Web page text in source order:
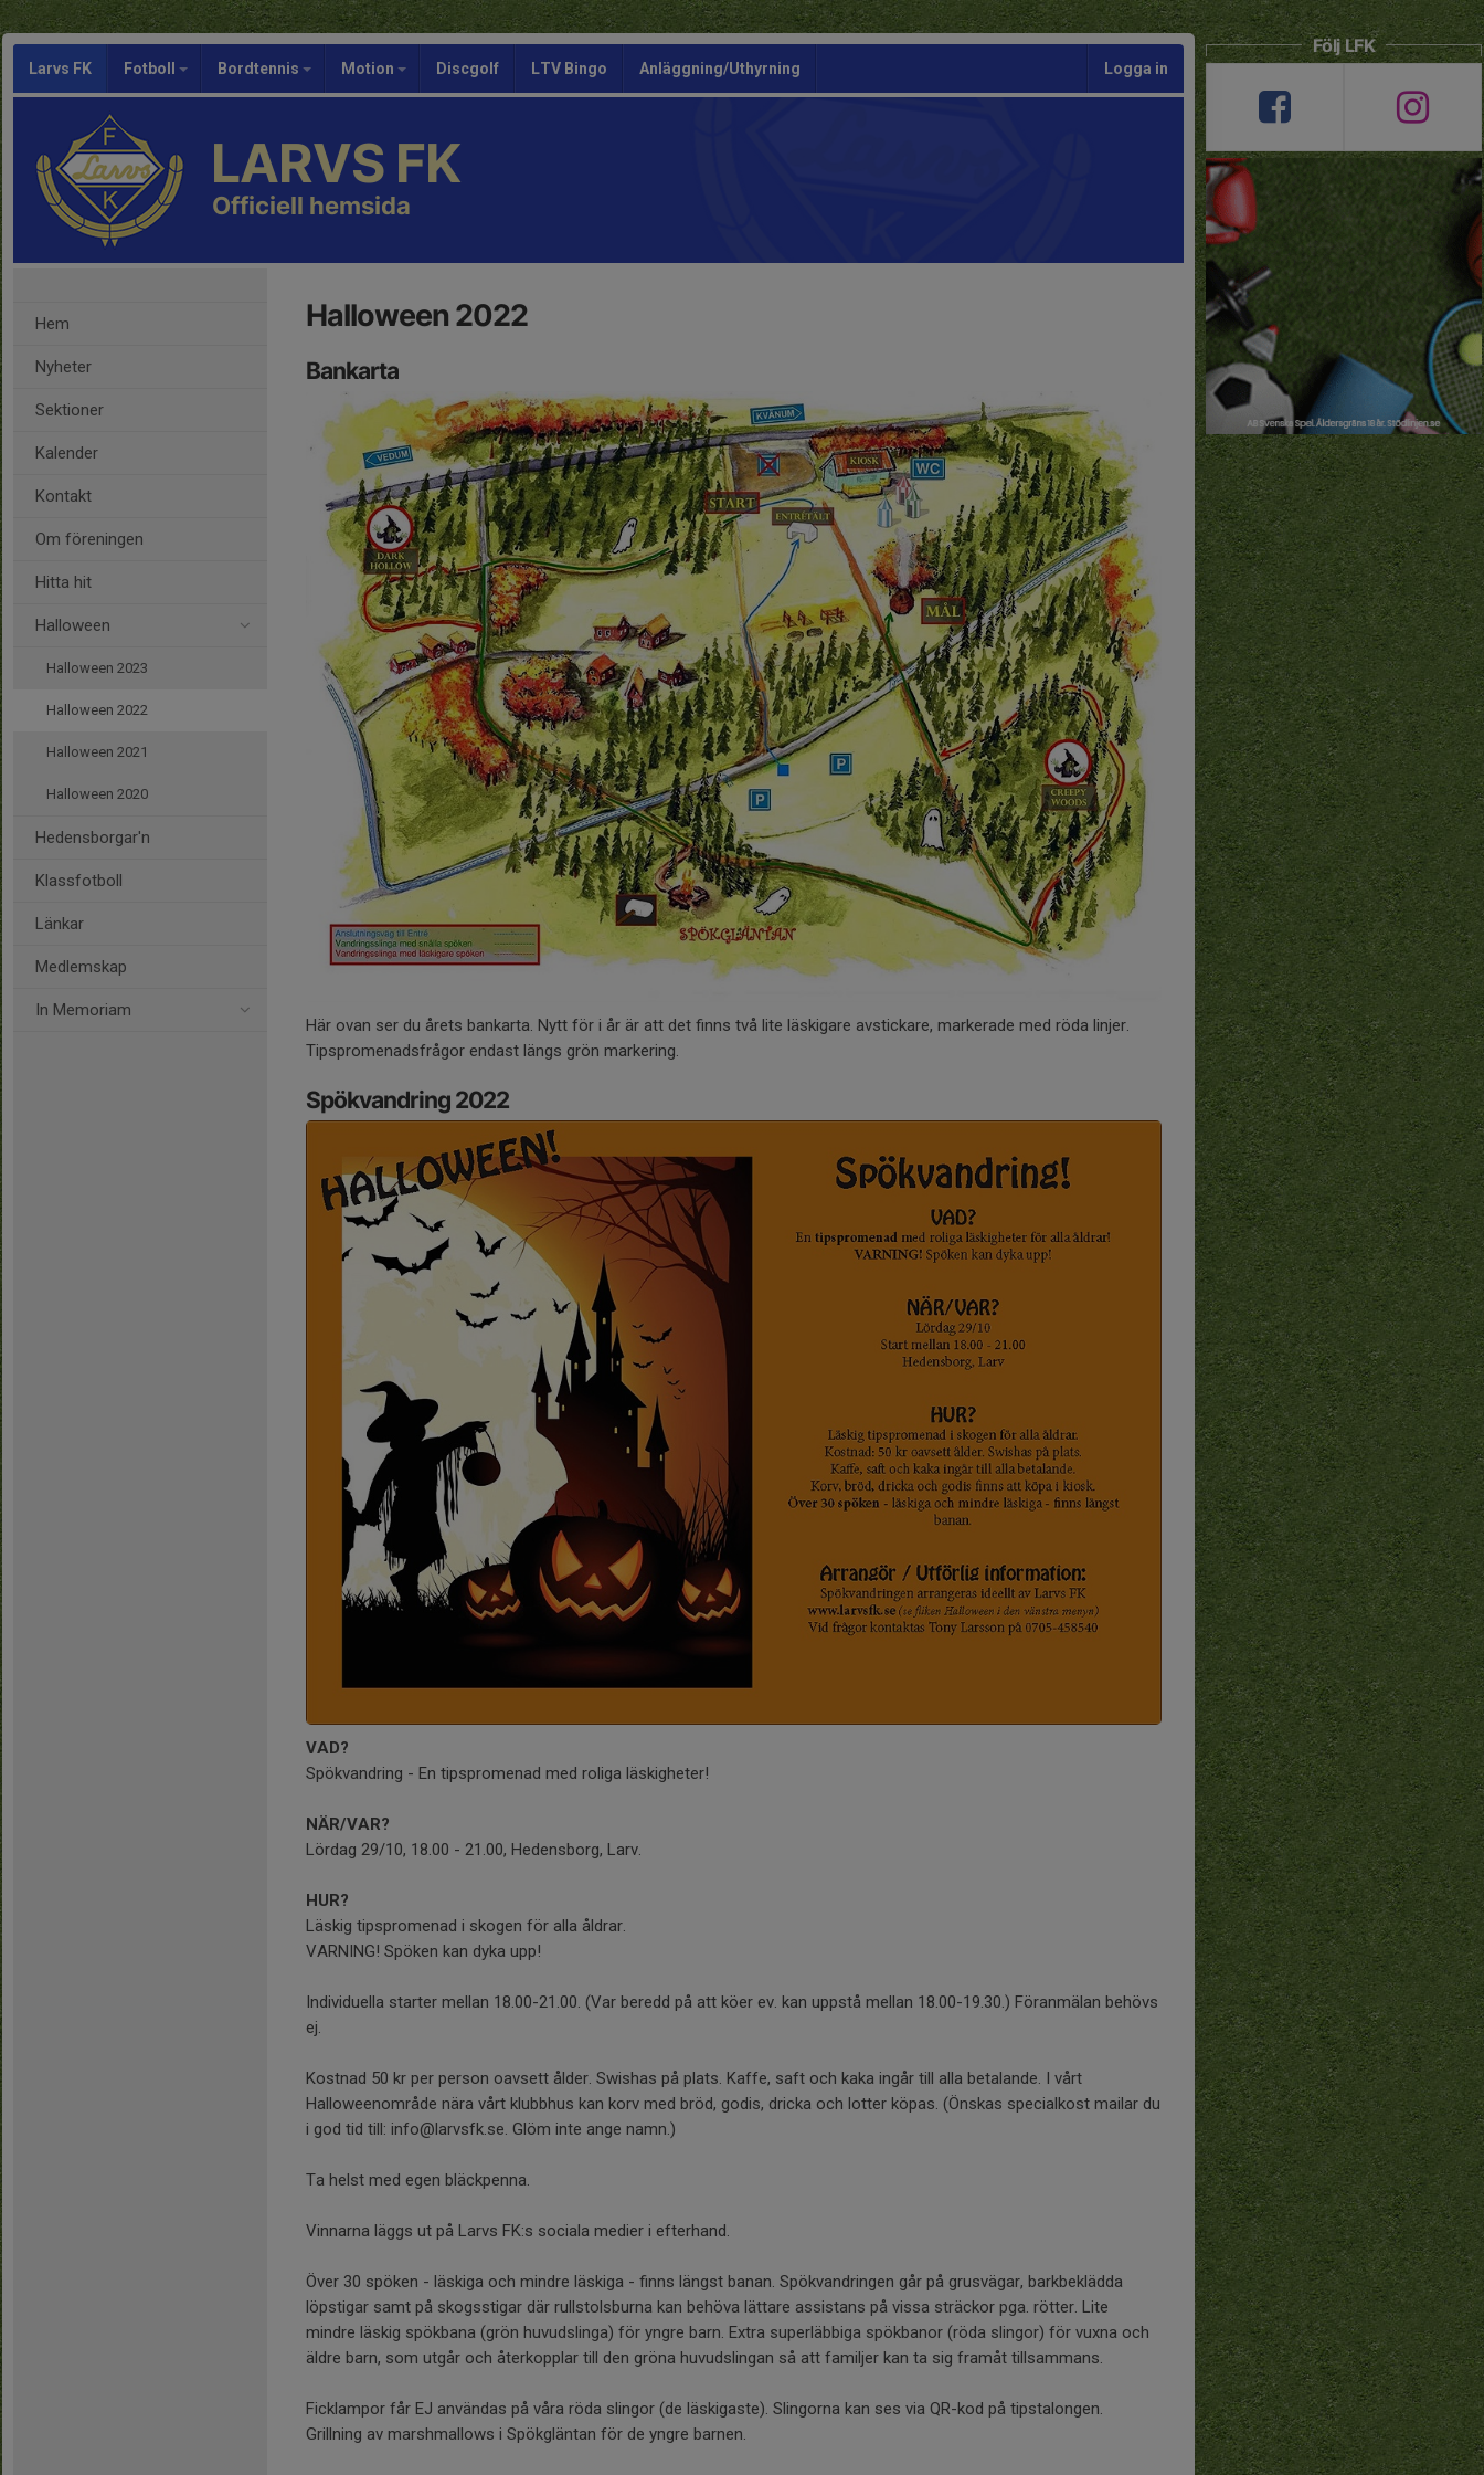
Larvs FK Fotboll Bordtennis Motion Discgolf LTV Bingo Anläggning/Uthyrning Logga in
LARVS FK
Officiell hemsida
Hem
Nyheter
Sektioner
Kalender
Kontakt
Om föreningen
Hitta hit
Halloween
Halloween 2023
Halloween 2022
Halloween 2021
Halloween 2020
Hedensborgar'n
Klassfotboll
Länkar
Medlemskap
In Memoriam
Halloween 2022
Bankarta
Här ovan ser du årets bankarta. Nytt för i år är att det finns två lite läskigare avstickare, markerade med röda linjer.
Tipspromenadsfrågor endast längs grön markering.
Spökvandring 2022
VAD?
Spökvandring - En tipspromenad med roliga läskigheter!
NÄR/VAR?
Lördag 29/10, 18.00 - 21.00, Hedensborg, Larv.
HUR?
Läskig tipspromenad i skogen för alla åldrar.
VARNING! Spöken kan dyka upp!
Individuella starter mellan 18.00-21.00. (Var beredd på att köer ev. kan uppstå mellan 18.00-19.30.) Föranmälan behövs
ej.
Kostnad 50 kr per person oavsett ålder. Swishas på plats. Kaffe, saft och kaka ingår till alla betalande. I vårt
Halloweenområde nära vårt klubbhus kan korv med bröd, godis, dricka och lotter köpas. (Önskas specialkost mailar du
i god tid till: info@larvsfk.se. Glöm inte ange namn.)
Ta helst med egen bläckpenna.
Vinnarna läggs ut på Larvs FK:s sociala medier i efterhand.
Över 30 spöken - läskiga och mindre läskiga - finns längst banan. Spökvandringen går på grusvägar, barkbeklädda
löpstigar samt på skogsstigar där rullstolsburna kan behöva lättare assistans på vissa sträckor pga. rötter. Lite
mindre läskig spökbana (grön huvudslinga) för yngre barn. Extra superläbbiga spökbanor (röda slingor) för vuxna och
äldre barn, som utgår och återkopplar till den gröna huvudslingan så att familjer kan ta sig framåt tillsammans.
Ficklampor får EJ användas på våra röda slingor (de läskigaste). Slingorna kan ses via QR-kod på tipstalongen.
Grillning av marshmallows i Spökgläntan för de yngre barnen.
Följ LFK